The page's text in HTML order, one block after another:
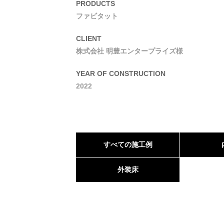
PRODUCTS
ファビタット
CLIENT
株式会社 明豊エンタープライズ様
YEAR OF CONSTRUCTION
2022
すべての施工例
外装床